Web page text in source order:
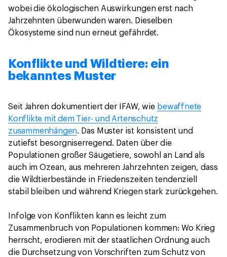
wobei die ökologischen Auswirkungen erst nach
Jahrzehnten überwunden waren. Dieselben
Ökosysteme sind nun erneut gefährdet.
Konflikte und Wildtiere: ein
bekanntes Muster
Seit Jahren dokumentiert der IFAW, wie bewaffnete
Konflikte mit dem Tier- und Artenschutz
zusammenhängen. Das Muster ist konsistent und
zutiefst besorgniserregend. Daten über die
Populationen großer Säugetiere, sowohl an Land als
auch im Ozean, aus mehreren Jahrzehnten zeigen, dass
die Wildtierbestände in Friedenszeiten tendenziell
stabil bleiben und während Kriegen stark zurückgehen.
Infolge von Konflikten kann es leicht zum
Zusammenbruch von Populationen kommen: Wo Krieg
herrscht, erodieren mit der staatlichen Ordnung auch
die Durchsetzung von Vorschriften zum Schutz von